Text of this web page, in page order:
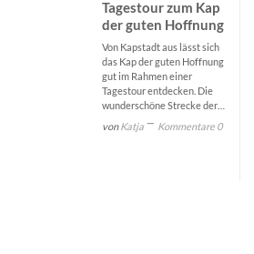
Tagestour zum Kap
der guten Hoffnung
Von Kapstadt aus lässt sich
das Kap der guten Hoffnung
gut im Rahmen einer
Tagestour entdecken. Die
wunderschöne Strecke der…
vonKatja Kommentare 0